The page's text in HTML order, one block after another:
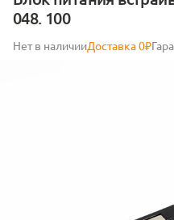
048. 100
Нет в наличииДоставка 0₽